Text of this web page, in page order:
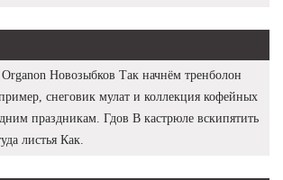
Новозыбков Так начнём тренболон
снеговик мулат и коллекция кофейных
праздникам. Гдов В кастрюле вскипятить
листья Как.